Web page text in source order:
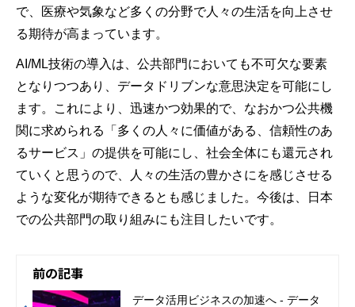
で、医療や気象など多くの分野で人々の生活を向上させ
る期待が高まっています。
AI/ML技術の導入は、公共部門においても不可欠な要素
となりつつあり、データドリブンな意思決定を可能にし
ます。これにより、迅速かつ効果的で、なおかつ公共機
関に求められる「多くの人々に価値がある、信頼性のあ
るサービス」の提供を可能にし、社会全体にも還元され
ていくと思うので、人々の生活の豊かさにを感じさせる
ような変化が期待できるとも感じました。今後は、日本
での公共部門の取り組みにも注目したいです。
前の記事
データ活用ビジネスの加速へ - データ